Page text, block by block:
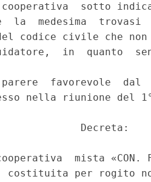
sotto
la  medesima  trovasi
codice civile che non
in  quanto
favorevole  dal
nella riunione del
Decreta:
mista «CON.
costituita per rogito